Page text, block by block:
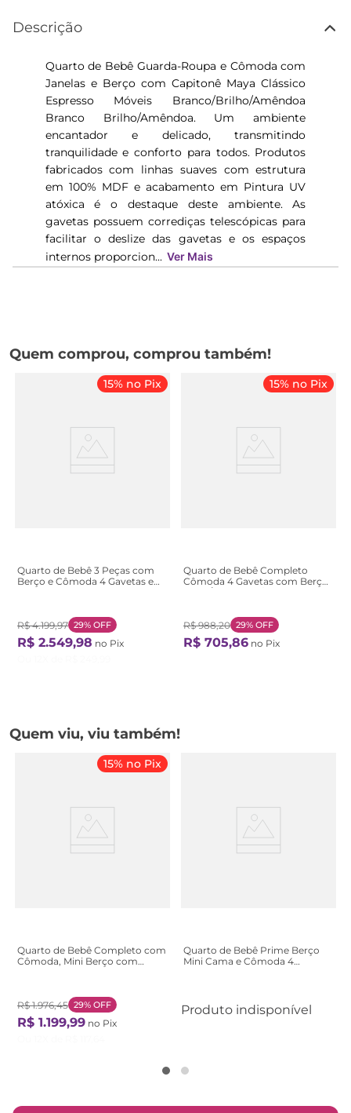
Descrição
Quarto de Bebê Guarda-Roupa e Cômoda com
Janelas e Berço com Capitonê Maya Clássico
Espresso Móveis Branco/Brilho/Amêndoa
Branco Brilho/Amêndoa. Um ambiente
encantador e delicado, transmitindo
tranquilidade e conforto para todos. Produtos
fabricados com linhas suaves com estrutura
em 100% MDF e acabamento em Pintura UV
atóxica é o destaque deste ambiente. As
gavetas possuem corrediças telescópicas para
facilitar o deslize das gavetas e os espaços
internos proporcion... Ver Mais
Quem comprou, comprou também!
15% no Pix
Quarto de Bebê 3 Peças com
Berço e Cômoda 4 Gavetas e
Bege/Nature/Branco
Nature/Branco
R$ 4.199,97 29% OFF
R$ 2.549,98 no Pix
15% no Pix
Quarto de Bebê Completo
Cômoda 4 Gavetas com Berço
R$ 988,20 29% OFF
R$ 705,86 no Pix
Quem viu, viu também!
15% no Pix
Quarto de Bebê Completo com
Cômoda, Mini Berço com
R$ 1.976,45 29% OFF
R$ 1.199,99 no Pix
Quarto de Bebê Prime Berço
Mini Cama e Cômoda 4
Produto indisponível